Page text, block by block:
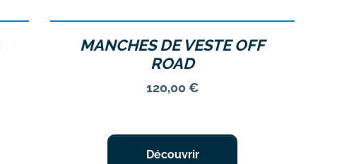
MANCHES DE VESTE OFF
ROAD
120,00 €
Découvrir